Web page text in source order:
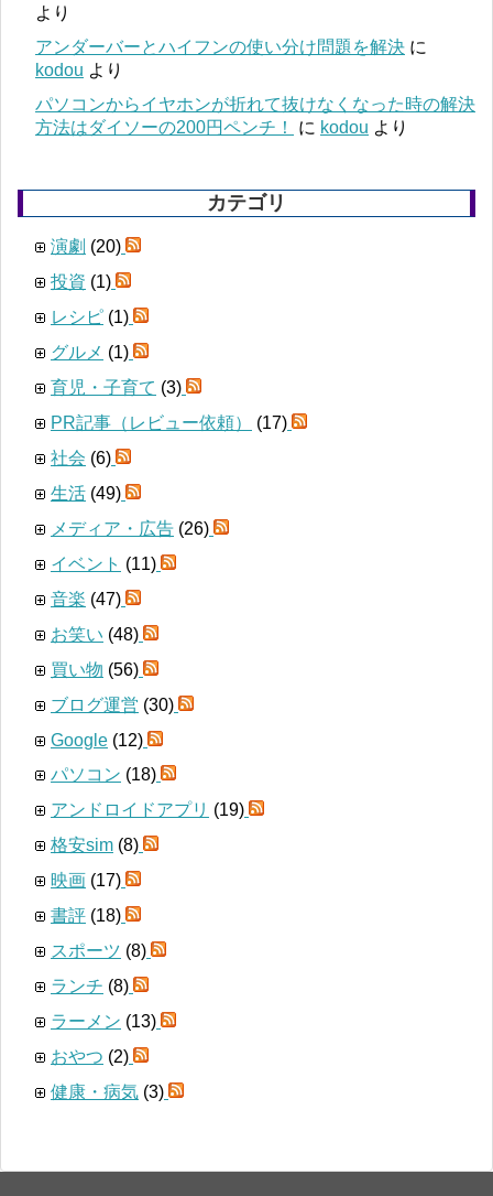
より
アンダーバーとハイフンの使い分け問題を解決 に
kodou より
パソコンからイヤホンが折れて抜けなくなった時の解決
方法はダイソーの200円ペンチ！
に kodou より
カテゴリ
演劇 (20)
投資 (1)
レシピ (1)
グルメ (1)
育児・子育て (3)
PR記事（レビュー依頼）
(17)
社会 (6)
生活 (49)
メディア・広告 (26)
イベント (11)
音楽 (47)
お笑い (48)
買い物 (56)
ブログ運営 (30)
Google (12)
パソコン (18)
アンドロイドアプリ (19)
格安sim (8)
映画 (17)
書評 (18)
スポーツ (8)
ランチ (8)
ラーメン (13)
おやつ (2)
健康・病気 (3)